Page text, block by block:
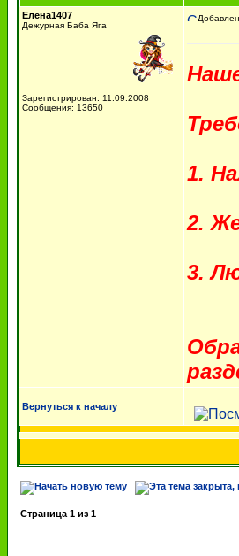
Елена1407
Дежурная Баба Яга
Зарегистрирован: 11.09.2008
Сообщения: 13650
1.
2.
3.
Вернуться к началу
Страница 1 из 1